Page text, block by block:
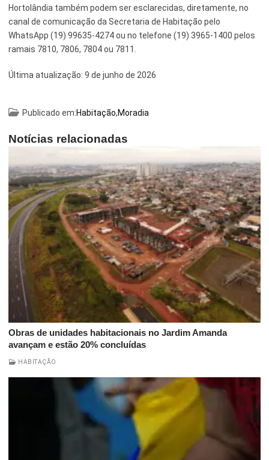
Hortolândia também podem ser esclarecidas, diretamente, no
canal de comunicação da Secretaria de Habitação pelo
WhatsApp (19) 99635-4274 ou no telefone (19) 3965-1400 pelos
ramais 7810, 7806, 7804 ou 7811.
Última atualização: 9 de junho de 2026
Publicado em:Habitação,Moradia
Notícias relacionadas
Obras de unidades habitacionais no Jardim Amanda
avançam e estão 20% concluídas
HABITAÇÃO